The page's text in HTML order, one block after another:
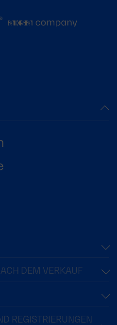
DEM VERKAUF
REGISTRIERUNGEN